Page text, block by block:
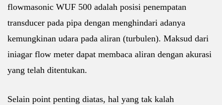
flowmasonic WUF 500 adalah posisi penempatan
transducer pada pipa dengan menghindari adanya
kemungkinan udara pada aliran (turbulen). Maksud dari
iniagar flow meter dapat membaca aliran dengan akurasi
yang telah ditentukan.
Selain point penting diatas, hal yang tak kalah